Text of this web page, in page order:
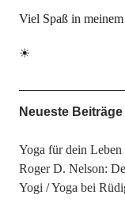
Viel Spaß in
☀
Neueste Beiträge
Yoga für dein Leben
Roger D. Nelson:
Yogi
Yoga bei